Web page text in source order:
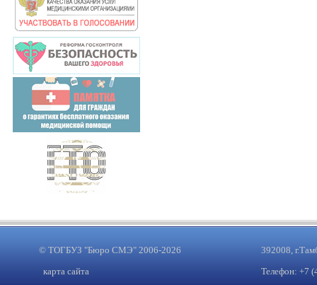
© ТОГБУЗ "Бюро СМЭ" 2006-2026
карта сайта
392008,
Телефон: +7